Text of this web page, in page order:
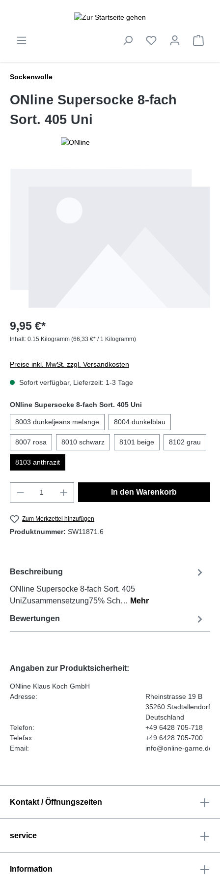
Sockenwolle
ONline Supersocke 8-fach
Sort. 405 Uni
9,95 €*
Inhalt: 0.15 Kilogramm (66,33 €* / 1 Kilogramm)
Preise inkl. MwSt. zzgl. Versandkosten
Sofort verfügbar, Lieferzeit: 1-3 Tage
ONline Supersocke 8-fach Sort. 405 Uni
8003 dunkeljeans melange 8004 dunkelblau
8007 rosa 8010 schwarz 8101 beige 8102 grau
8103 anthrazit
In den Warenkorb
Zum Merkzettel hinzufügen
Produktnummer: SW11871.6
Beschreibung
ONline Supersocke 8-fach Sort. 405
UniZusammensetzung75% Sch… Mehr
Bewertungen
Angaben zur Produktsicherheit:
ONline Klaus Koch GmbH
Adresse:
Rheinstrasse 19 B
35260 Stadtallendorf
Deutschland
Telefon:
+49 6428 705-718
Telefax:
+49 6428 705-700
Email:
info@online-garne.de
Kontakt / Öffnungszeiten
service
Information